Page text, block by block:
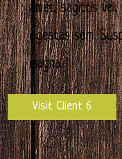
amet, sagittis vel,
egestas sem.
magna.
Visit Client 6